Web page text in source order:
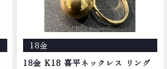
18金
18金 K18 喜平ネックレス リング